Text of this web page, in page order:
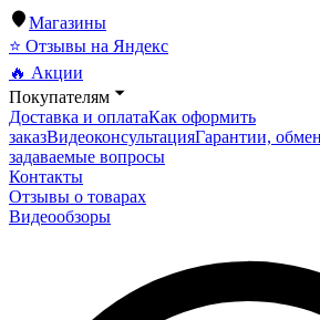
Магазины
⭐ Отзывы на Яндекс
🔥 Акции
Покупателям
Доставка и оплатаКак оформить
заказВидеоконсультацияГарантии,
задаваемые вопросы
Контакты
Отзывы о товарах
Видеообзоры